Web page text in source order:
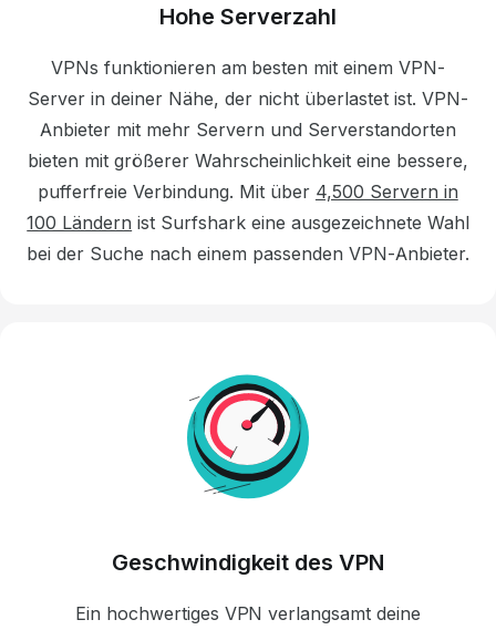
Hohe Serverzahl
VPNs funktionieren am besten mit einem VPN-
Server in deiner Nähe, der nicht überlastet ist. VPN-
Anbieter mit mehr Servern und Serverstandorten
bieten mit größerer Wahrscheinlichkeit eine bessere,
pufferfreie Verbindung. Mit über 4,500 Servern in
100 Ländern ist Surfshark eine ausgezeichnete Wahl
bei der Suche nach einem passenden VPN-Anbieter.
Geschwindigkeit des VPN
Ein hochwertiges VPN verlangsamt deine